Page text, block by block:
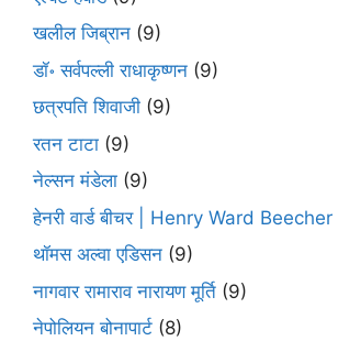
खलील जिब्रान (9)
डॉ॰ सर्वपल्ली राधाकृष्णन (9)
छत्रपति शिवाजी (9)
रतन टाटा (9)
नेल्सन मंडेला (9)
हेनरी वार्ड बीचर | Henry Ward Beecher
थॉमस अल्वा एडिसन (9)
नागवार रामाराव नारायण मूर्ति (9)
नेपोलियन बोनापार्ट (8)